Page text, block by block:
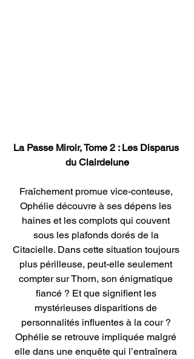
La Passe Miroir, Tome 2 : Les Disparus
du Clairdelune
Fraîchement promue vice-conteuse,
Ophélie découvre à ses dépens les
haines et les complots qui couvent
sous les plafonds dorés de la
Citacielle. Dans cette situation toujours
plus périlleuse, peut-elle seulement
compter sur Thorn, son énigmatique
fiancé ? Et que signifient les
mystérieuses disparitions de
personnalités influentes à la cour ?
Ophélie se retrouve impliquée malgré
elle dans une enquête qui l’entraînera